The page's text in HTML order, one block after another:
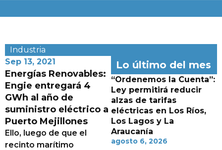
Industria
Sep 13, 2021
Energías Renovables:
Engie entregará 4
GWh al año de
suministro eléctrico a
Puerto Mejillones
Ello, luego de que el
recinto marítimo
Lo último del mes
“Ordenemos la Cuenta”:
Ley permitirá reducir
alzas de tarifas
eléctricas en Los Ríos,
Los Lagos y La
Araucanía
agosto 6, 2026